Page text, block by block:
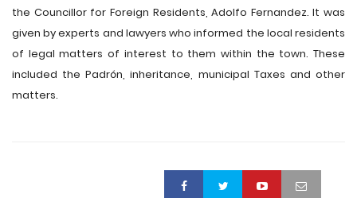
the Councillor for Foreign Residents, Adolfo Fernandez. It was
given by experts and lawyers who informed the local residents
of legal matters of interest to them within the town. These
included the Padrón, inheritance, municipal Taxes and other
matters.